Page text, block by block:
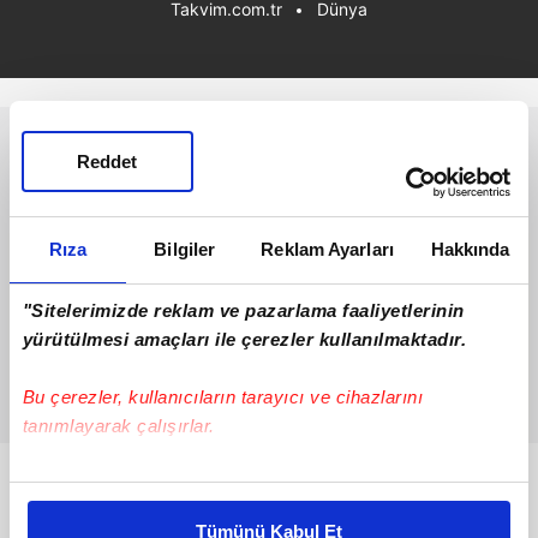
Rıza Bilgiler Reklam Ayarları Hakkında
"Sitelerimizde reklam ve pazarlama faaliyetlerinin
yürütülmesi amaçları ile çerezler kullanılmaktadır.
Bu çerezler, kullanıcıların tarayıcı ve cihazlarını
tanımlayarak çalışırlar.
Bu çerezlere izin vermeniz halinde sizlere özel
Tümünü Kabul Et
Reddet
Takvim.com.tr Dünya
Bunlar da Var